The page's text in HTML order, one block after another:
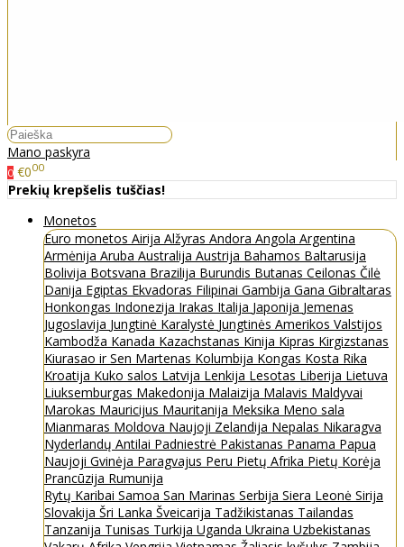
Mano paskyra
0 €000
Prekių krepšelis tuščias!
Monetos
Euro monetos Airija Alžyras Andora Angola Argentina
Armėnija Aruba Australija Austrija Bahamos Baltarusija
Bolivija Botsvana Brazilija Burundis Butanas Ceilonas Čilė
Danija Egiptas Ekvadoras Filipinai Gambija Gana Gibraltaras
Honkongas Indonezija Irakas Italija Japonija Jemenas
Jugoslavija Jungtinė Karalystė Jungtinės Amerikos Valstijos
Kambodža Kanada Kazachstanas Kinija Kipras Kirgizstanas
Kiurasao ir Sen Martenas Kolumbija Kongas Kosta Rika
Kroatija Kuko salos Latvija Lenkija Lesotas Liberija Lietuva
Liuksemburgas Makedonija Malaizija Malavis Maldyvai
Marokas Mauricijus Mauritanija Meksika Meno sala
Mianmaras Moldova Naujoji Zelandija Nepalas Nikaragva
Nyderlandų Antilai Padniestrė Pakistanas Panama Papua
Naujoji Gvinėja Paragvajus Peru Pietų Afrika Pietų Korėja
Prancūzija Rumunija
Rytų Karibai Samoa San Marinas Serbija Siera Leonė Sirija
Slovakija Šri Lanka Šveicarija Tadžikistanas Tailandas
Tanzanija Tunisas Turkija Uganda Ukraina Uzbekistanas